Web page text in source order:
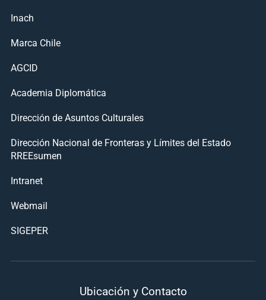
Inach
Marca Chile
AGCID
Academia Diplomática
Dirección de Asuntos Culturales
Dirección Nacional de Fronteras y Límites del Estado
RREEsumen
Intranet
Webmail
SIGEPER
Ubicación y Contacto